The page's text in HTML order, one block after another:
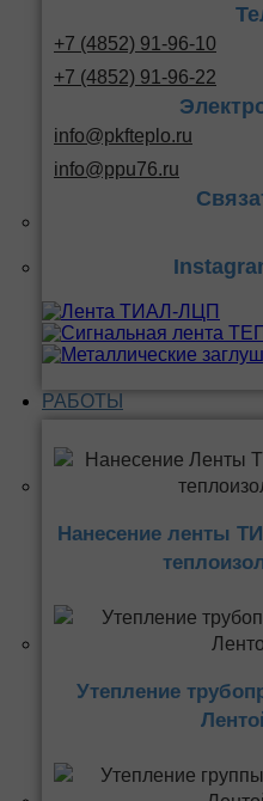
+7 (4852) 91-96-10
+7 (4852) 91-96-22
info@pkfteplo.ru
info@ppu76.ru
РАБОТЫ
Нанесение ленты
Утепление